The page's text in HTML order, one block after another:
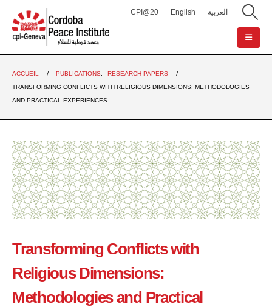
CPI@20 English العربية
ACCUEIL PUBLICATIONS
RESEARCH PAPERS
TRANSFORMING CONFLICTS WITH RELIGIOUS DIMENSIONS: METHODOLOGIES
AND PRACTICAL EXPERIENCES
Transforming Conflicts with
Religious Dimensions:
Methodologies and Practical